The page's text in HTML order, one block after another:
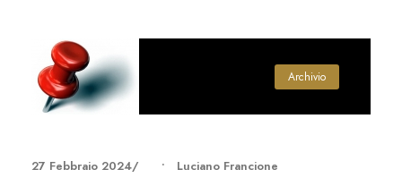
Archivio
27 Febbraio 2024 • Luciano Francione